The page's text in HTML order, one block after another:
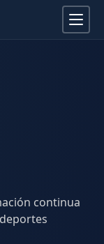
continua